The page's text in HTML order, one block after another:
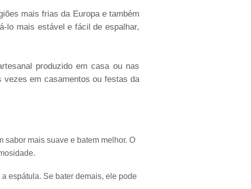
mais frias da Europa e também
lo mais estável e fácil de espalhar,
produzido em casa ou nas
vezes em casamentos ou festas da
sabor mais suave e batem melhor. O
espátula. Se bater demais, ele pode